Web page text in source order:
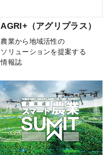
AGRI+（アグリプラス）
農業から地域活性の
ソリューションを提案する
情報誌